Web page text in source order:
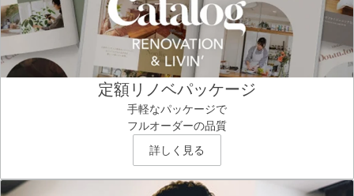
定額リノベパッケージ
手軽なパッケージで
フルオーダーの品質
詳しく見る